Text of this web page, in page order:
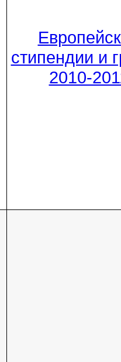
стипендии и
2010-